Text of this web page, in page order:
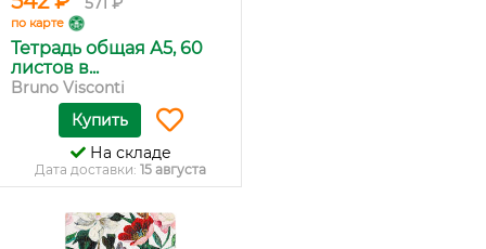
по карте
Тетрадь общая А5, 60
листов в...
Bruno Visconti
Купить
На складе
Дата доставки: 15 августа